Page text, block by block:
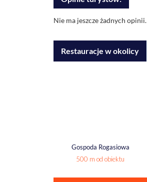
Nie ma jeszcze żadnych opinii.
Restauracje w okolicy
Gospoda Rogasiowa
500 m od obiektu